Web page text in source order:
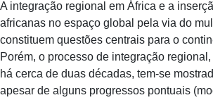
A integração regional em África e a
africanas no espaço global pela via do
constituem questões centrais para o
Porém, o processo de integração
há cerca de duas décadas, tem-se
apesar de alguns progressos pontuais